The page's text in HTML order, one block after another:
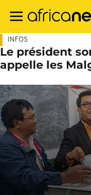
contenu
INFOS
Le président
appelle les